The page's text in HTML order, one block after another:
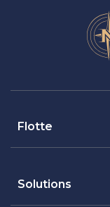
Flotte
Solutions